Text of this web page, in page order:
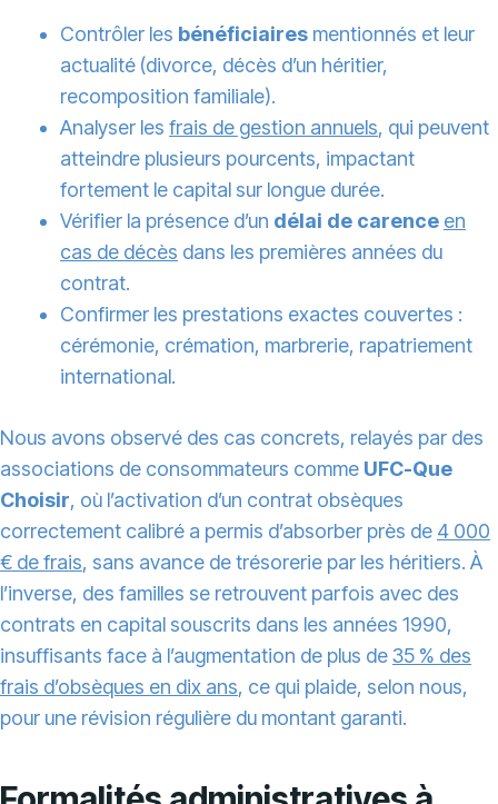
Contrôler les bénéficiaires mentionnés et leur
actualité (divorce, décès d’un héritier,
recomposition familiale).
Analyser les frais de gestion annuels, qui peuvent
atteindre plusieurs pourcents, impactant
fortement le capital sur longue durée.
Vérifier la présence d’un délai de carence en
cas de décès dans les premières années du
contrat.
Confirmer les prestations exactes couvertes :
cérémonie, crémation, marbrerie, rapatriement
international.
Nous avons observé des cas concrets, relayés par des
associations de consommateurs comme UFC-Que
Choisir, où l’activation d’un contrat obsèques
correctement calibré a permis d’absorber près de 4 000
€ de frais, sans avance de trésorerie par les héritiers. À
l’inverse, des familles se retrouvent parfois avec des
contrats en capital souscrits dans les années 1990,
insuffisants face à l’augmentation de plus de35 % des
frais d’obsèques en dix ans, ce qui plaide, selon nous,
pour une révision régulière du montant garanti.